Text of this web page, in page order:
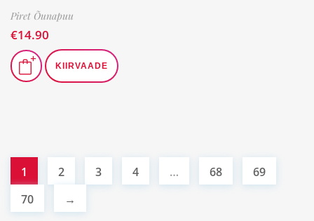
Piret Õunapuu
€14.90
KIIRVAADE
1 2 3 4 … 68
69
70
→